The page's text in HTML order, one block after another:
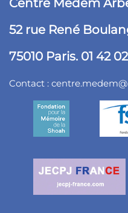
Centre Medem
52 rue René
75010 Paris. 01 42
Contact :